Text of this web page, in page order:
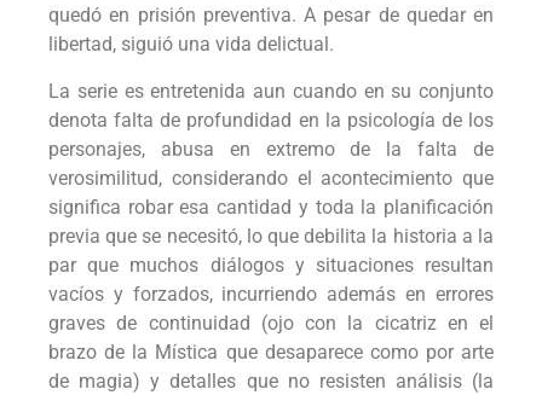
quedó en prisión preventiva. A pesar de quedar en
libertad, siguió una vida delictual.
La serie es entretenida aun cuando en su conjunto
denota falta de profundidad en la psicología de los
personajes, abusa en extremo de la falta de
verosimilitud, considerando el acontecimiento que
significa robar esa cantidad y toda la planificación
previa que se necesitó, lo que debilita la historia a la
par que muchos diálogos y situaciones resultan
vacíos y forzados, incurriendo además en errores
graves de continuidad (ojo con la cicatriz en el
brazo de la Mística que desaparece como por arte
de magia) y detalles que no resisten análisis (la